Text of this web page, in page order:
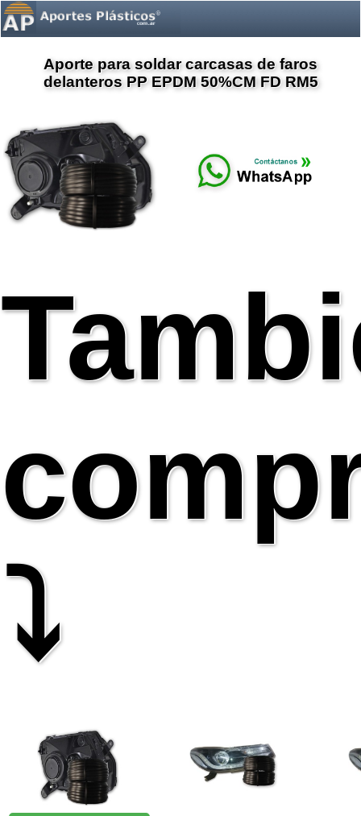
Aporte para soldar carcasas de faros
delanteros PP EPDM 50%CM FD RM5
⤵